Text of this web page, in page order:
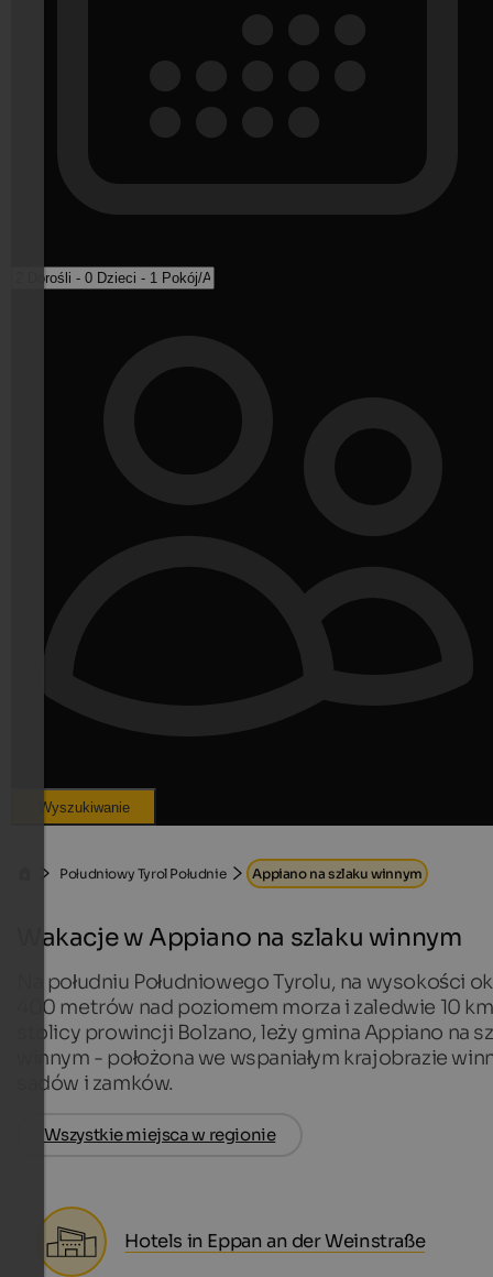
Wyszukiwanie
Południowy Tyrol Południe Appiano na szlaku winnym
Wakacje w Appiano na szlaku winnym
Na południu Południowego Tyrolu, na wysokości
400 metrów nad poziomem morza i zaledwie 10
stolicy prowincji Bolzano, leży gmina Appiano na
winnym - położona we wspaniałym krajobrazie
sadów i zamków.
Wszystkie miejsca w regionie
Hotels in Eppan an der Weinstraße